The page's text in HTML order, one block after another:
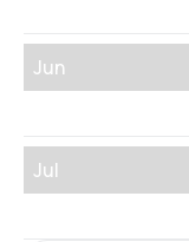
Jun
Jul